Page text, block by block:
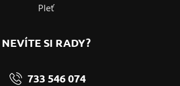
Pleť
NEVÍTE SI RADY?
733 546 074